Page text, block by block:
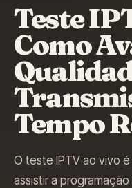
Teste
Como
Tempo
O teste IPTV ao vivo
assistir a